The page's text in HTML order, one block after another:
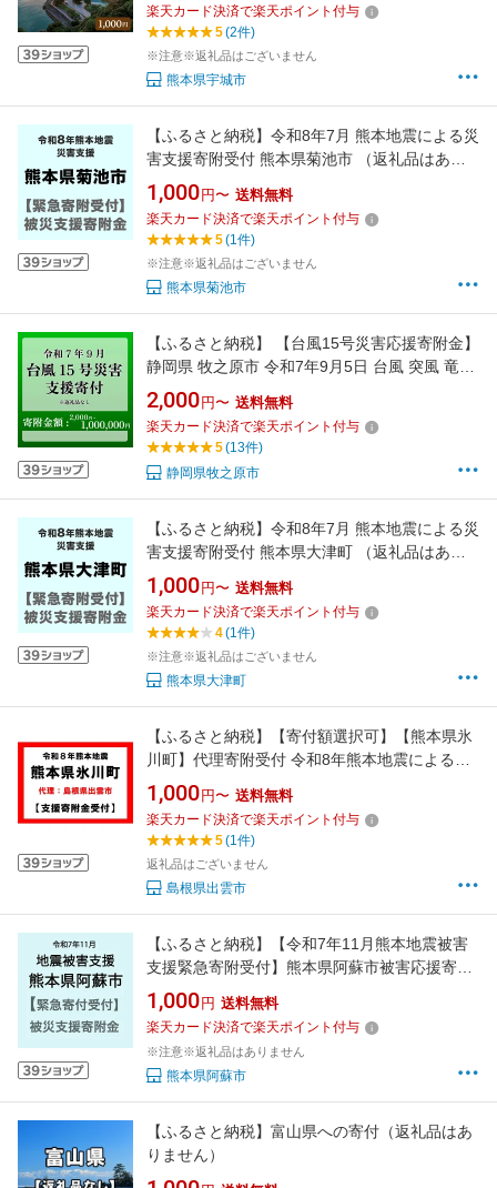
楽天カード決済で楽天ポイント付与
5(2件)
※注意※返礼品はございません
熊本県宇城市
【ふるさと納税】令和8年7月 熊本地震による災
害支援寄附受付 熊本県菊池市 （返礼品はあり
ません）
1,000 円〜 送料無料
楽天カード決済で楽天ポイント付与
5(1件)
※注意※返礼品はございません
熊本県菊池市
【ふるさと納税】 【台風15号災害応援寄附金】
静岡県 牧之原市 令和7年9月5日 台風 突風 竜巻
災害 災害支援寄附【災害支援寄附金】 (寄附金
額：2,000円 〜 1,000,000円)【返礼品なし】※
いただいた寄附金額は災害復興支援として充て
られます 大雨 復興 支援 寄附
2,000 円〜 送料無料
楽天カード決済で楽天ポイント付与
5(13件)
静岡県牧之原市
【ふるさと納税】令和8年7月 熊本地震による災
害支援寄附受付 熊本県大津町 （返礼品はあり
ません）
1,000 円〜 送料無料
楽天カード決済で楽天ポイント付与
4(1件)
※注意※返礼品はございません
熊本県大津町
【ふるさと納税】【寄付額選択可】【熊本県氷
川町】代理寄附受付 令和8年熊本地震による災
害支援寄附受付 島根県出雲市（返礼品はありま
せん）
1,000 円〜 送料無料
楽天カード決済で楽天ポイント付与
5(1件)
返礼品はございません
島根県出雲市
【ふるさと納税】【令和7年11月熊本地震被害
支援緊急寄附受付】熊本県阿蘇市被害応援寄附
金（返礼品はありません）
1,000 円 送料無料
楽天カード決済で楽天ポイント付与
※注意※返礼品はありません
熊本県阿蘇市
【ふるさと納税】富山県への寄付（返礼品はあ
りません）